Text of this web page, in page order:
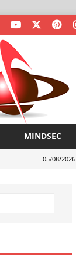
MINDSEC
05/08/2026